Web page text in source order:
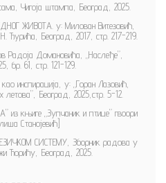
Чигоја штампа, Београд, 2025.
ЖИВОТА. у: Милован Витезовић,
Ђурића, Београд, 2017, стр. 217-219.
Домановића, „Наслеђе”,
бр. 61, стр. 121-129.
инспирација, у: „Горан Лазовић,
летова”, Београд, 2025,стр. 5-12.
из књиге „Зупчаник и птице” гвоори
Станојевић]
СИСТЕМУ, Зборник радова у
Ћорићу, Београд, 2025.